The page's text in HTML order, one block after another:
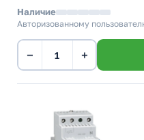
Наличие
Авторизованному
− +